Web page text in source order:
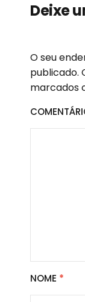
Deixe
O seu
publicado.
marcados
NOME *